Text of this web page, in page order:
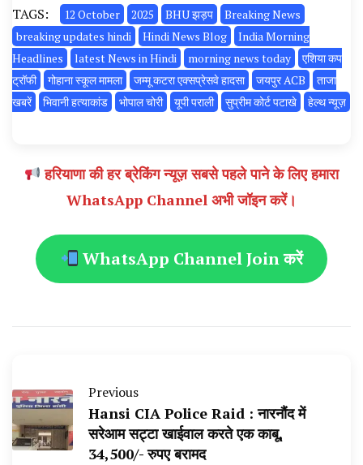
TAGS: 12 October 2025 BHU झड़प
Breaking News
breaking updates hindi
Hindi News Blog
India Morning
Headlines
latest News in Hindi morning news today
एशिया कप
ट्रॉफी
गोहाना स्कूल मामला जम्मू कटरा एक्सप्रेसवे हादसा जयपुर ACB
ताजा
खबरें
भिवानी हत्याकांड भोपाल चोरी यूपी पराली सुप्रीम कोर्ट पटाखे हेल्थ न्यूज़
हरियाणा की हर ब्रेकिंग न्यूज़ सबसे पहले पाने के लिए हमारा
WhatsApp Channel अभी जॉइन करें।
WhatsApp Channel Join करें
Previous
Hansi CIA Police Raid : नारनौंद में
सरेआम सट्टा खाईवाल करते एक काबू,
34,500/- रुपए बरामद